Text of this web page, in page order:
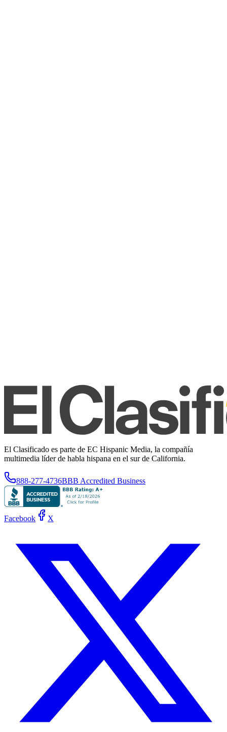
El Clasificado es parte de EC Hispanic Media, la compañía
multimedia líder de habla hispana en el sur de California.
888-277-4736BBB Accredited Business
Facebook X